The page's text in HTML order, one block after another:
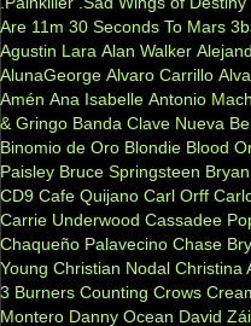
Are 11m 30 Seconds To Mars
Agustin Lara Alan Walker
AlunaGeorge Alvaro Carrillo
Amén Ana Isabelle Antonio
& Gringo Banda Clave Nueva
Binomio de Oro Blondie Blood
Paisley Bruce Springsteen
CD9 Cafe Quijano Carl Orff
Carrie Underwood Cassadee
Chaqueño Palavecino Chase
Young Christian Nodal Christina
3 Burners Counting Crows
Montero Danny Ocean David